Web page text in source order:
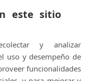
o
para el
en el
este sitio
y analizar
uso y desempeño de
funcionalidades